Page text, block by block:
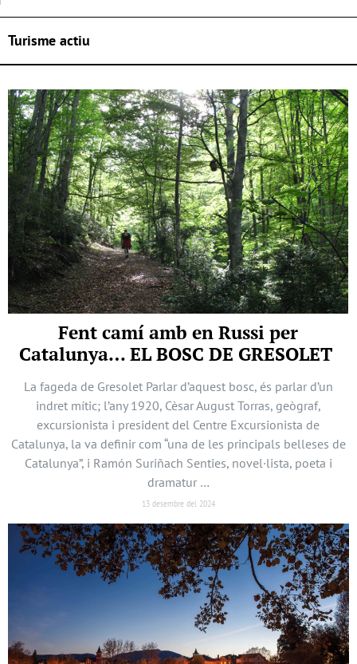
Turisme actiu
Fent camí amb en Russi per
Catalunya… EL BOSC DE GRESOLET
La fageda de Gresolet Parlar d’aquest bosc, és parlar d’un
indret mític; l’any 1920, Cèsar August Torras, geògraf,
excursionista i president del Centre Excursionista de
Catalunya, la va definir com “una de les principals belleses de
Catalunya”, i Ramón Suriñach Senties, novel·lista, poeta i
dramatur …
13 desembre del 2024